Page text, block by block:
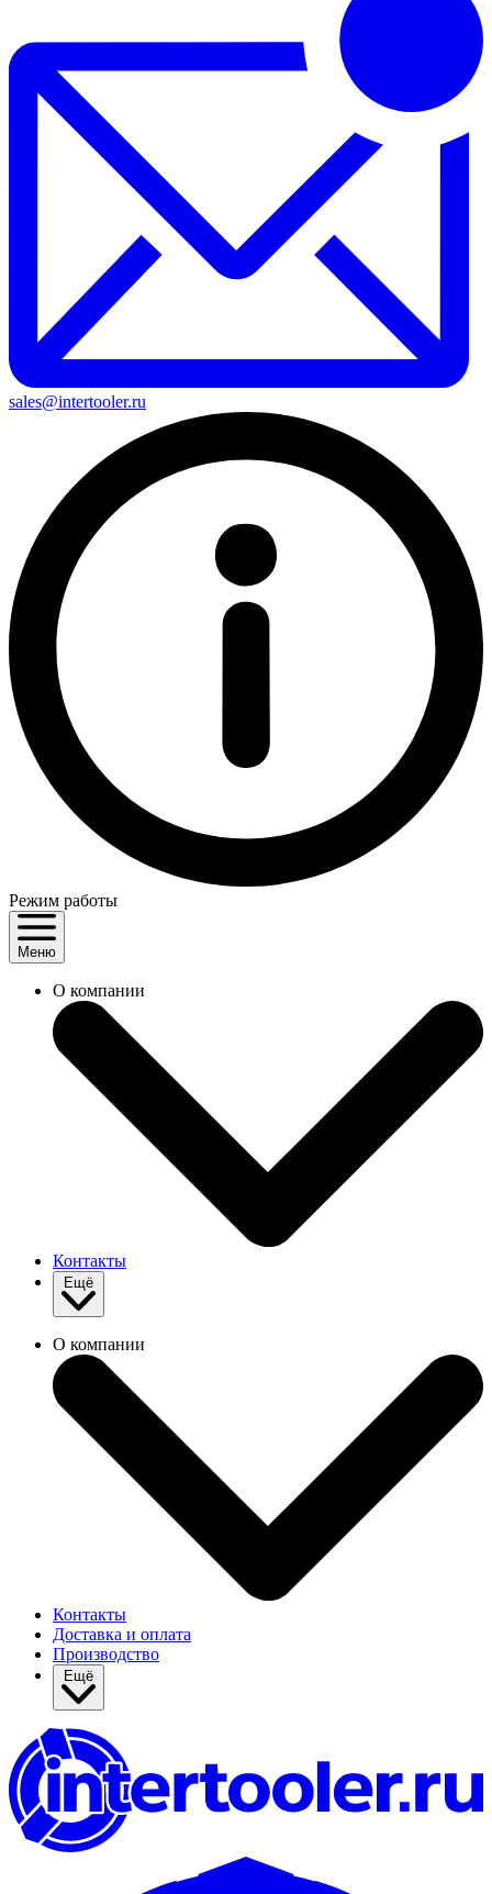
sales@intertooler.ru
Режим работы
Меню
О компании
Контакты
О компании
Контакты
Доставка и оплата
Производство